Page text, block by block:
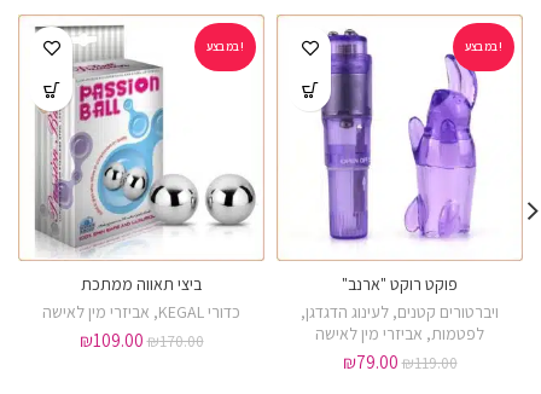
במבצע!
פוקט רוקט "ארנב"
ויברטורים קטנים, לעינוג הדגדגן,
לפטמות, אביזרי מין לאישה
₪119.00
₪79.00
במבצע!
ביצי תאווה ממתכת
כדורי KEGAL
, אביזרי מין לאישה
₪170.00
₪109.00